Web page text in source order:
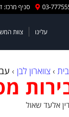
03- סניף מרכז: דרך
עלינו צוות
› צווארון לבן ›
אלעד שאול